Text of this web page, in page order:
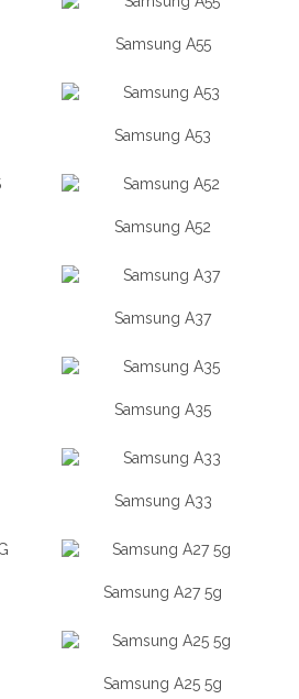
Samsung A55
Samsung A53
Samsung A52
Samsung A37
Samsung A35
Samsung A33
Samsung A27 5g
Samsung A25 5g